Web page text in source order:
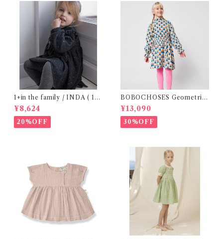
1+in the family / INDA ( 12-
48m )
¥8,624
20%OFF
BOBOCHOSES Geometric
Scacs all over dress / 4-8Y
¥13,090
30%OFF